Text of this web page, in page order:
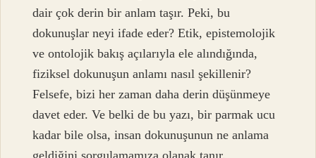
dair çok derin bir anlam taşır. Peki, bu
dokunuşlar neyi ifade eder? Etik, epistemolojik
ve ontolojik bakış açılarıyla ele alındığında,
fiziksel dokunuşun anlamı nasıl şekillenir?
Felsefe, bizi her zaman daha derin düşünmeye
davet eder. Ve belki de bu yazı, bir parmak ucu
kadar bile olsa, insan dokunuşunun ne anlama
geldiğini sorgulamamıza olanak tanır.